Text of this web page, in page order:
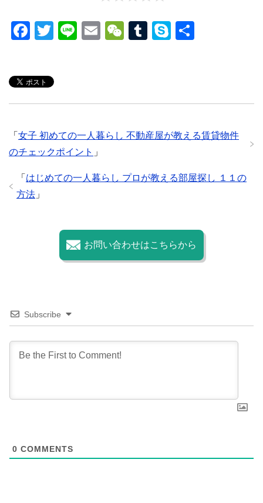
F
e
b
o
k
T
er
Li
E
W
at
T
r
S
「 女子 初めての一人暮らし 不動産屋が教える賃貸物件
のチェックポイント 」
「 はじめての一人暮らし プロが教える部屋探し １１の
方法 」
お問い合わせはこちらから
Subscribe
0 COMMENTS